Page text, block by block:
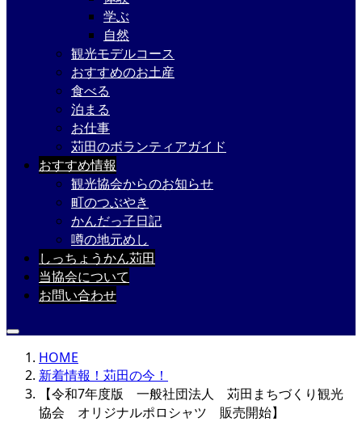
学ぶ
自然
観光モデルコース
おすすめのお土産
食べる
泊まる
お仕事
苅田のボランティアガイド
おすすめ情報
観光協会からのお知らせ
町のつぶやき
かんだっ子日記
噂の地元めし
しっちょうかん苅田
当協会について
お問い合わせ
HOME
新着情報！苅田の今！
【令和7年度版 一般社団法人 苅田まちづくり観光
協会 オリジナルポロシャツ 販売開始】